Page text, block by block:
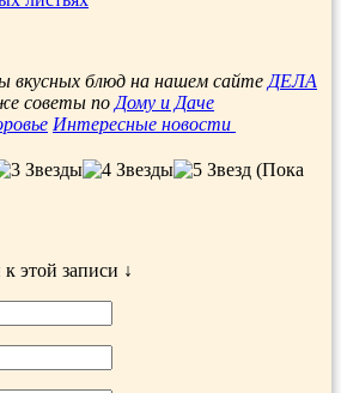
вкусных блюд на нашем сайте ДЕЛА
советы по Дому и Даче
Интересные новости
(Пока
этой записи ↓